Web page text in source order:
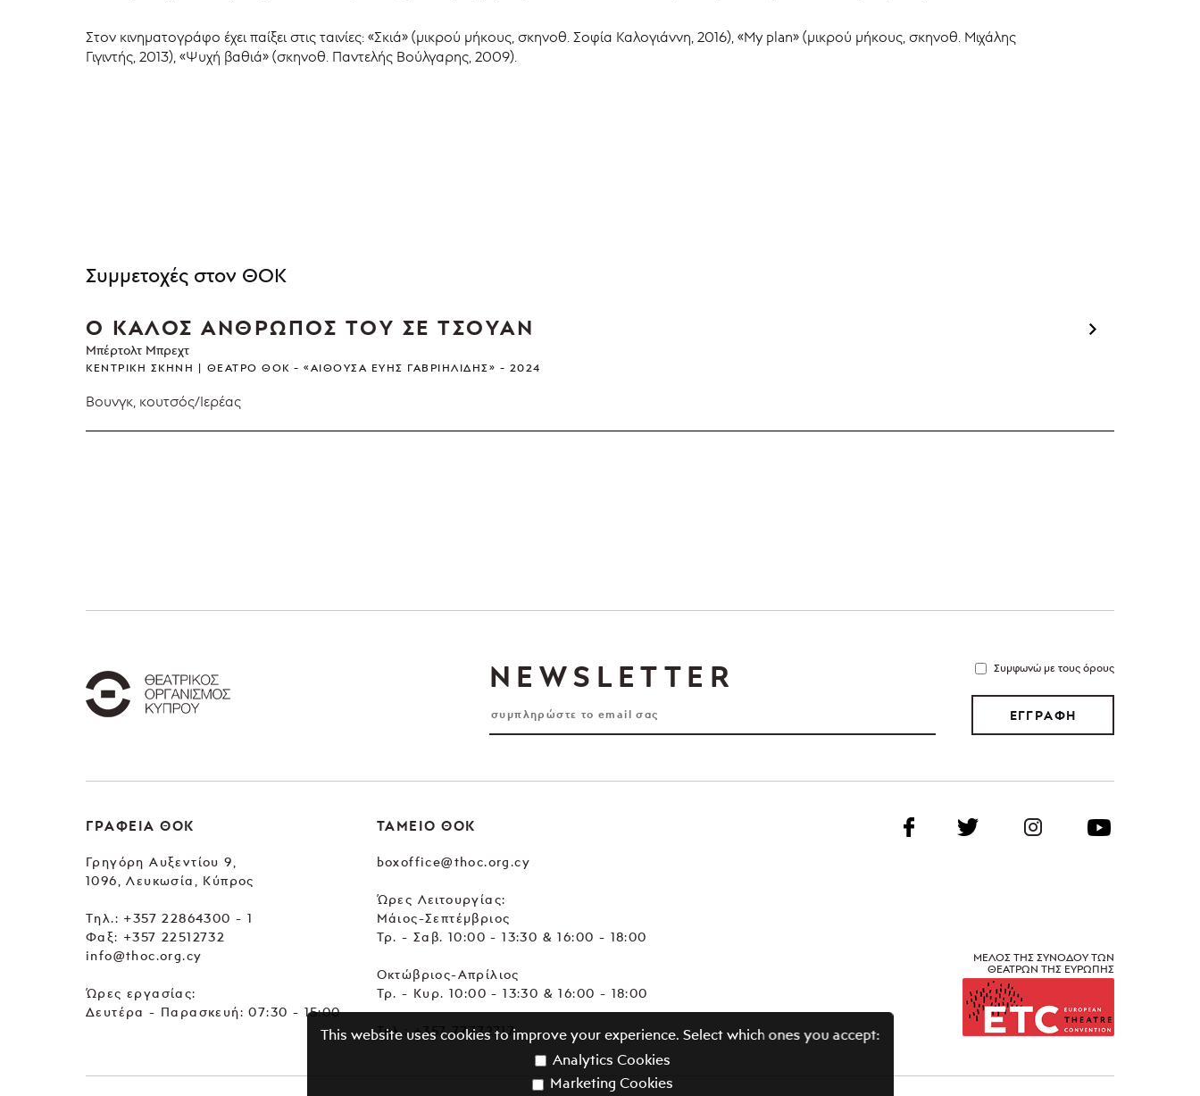
Στον κινηματογράφο έχει παίξει στις ταινίες: «Σκιά» (μικρού μήκους, σκηνοθ. Σοφία Καλογιάννη, 2016), «My plan» (μικρού μήκους, σκηνοθ. Μιχάλης
Γιγιντής, 2013), «Ψυχή βαθιά» (σκηνοθ. Παντελής Βούλγαρης, 2009).
Συμμετοχές στον ΘΟΚ
Ο ΚΑΛΟΣ ΑΝΘΡΩΠΟΣ ΤΟΥ ΣΕ ΤΣΟΥΑΝ
Μπέρτολτ Μπρεχτ
ΚΕΝΤΡΙΚΉ ΣΚΗΝΉ ΘΈΑΤΡΟ ΘΟΚ - «ΑΊΘΟΥΣΑ ΕΎΗΣ ΓΑΒΡΙΗΛΊΔΗΣ» 2024
Βουνγκ, κουτσός/Ιερέας
NEWSLETTER Συμφωνώ με τους όρους
ΕΓΓΡΑΦΗ
ΓΡΑΦΕΙΑ ΘΟΚ
Γρηγόρη Αυξεντίου 9,
1096, Λευκωσία, Κύπρος
Tηλ.: +357 22864300 - 1
Φαξ: +357 22512732
info@thoc.org.cy
Ώρες εργασίας:
Δευτέρα - Παρασκευή: 07:30 - 15:00
ΤΑΜΕΙΟ ΘΟΚ
boxoffice@thoc.org.cy
Ώρες Λειτουργίας:
Μάιος-Σεπτέμβριος
Τρ. - Σαβ. 10:00 - 13:30 & 16:00 - 18:00
Οκτώβριος-Απρίλιος
Τρ. - Κυρ. 10:00 - 13:30 & 16:00 - 18:00
Τηλ.:+357 77772717
ΜΕΛΟΣ ΤΗΣ ΣΥΝΟΔΟΥ ΤΩΝ
ΘΕΑΤΡΩΝ ΤΗΣ ΕΥΡΩΠΗΣ
This website uses cookies to improve your experience. Select which ones you accept:
Analytics Cookies
Marketing Cookies